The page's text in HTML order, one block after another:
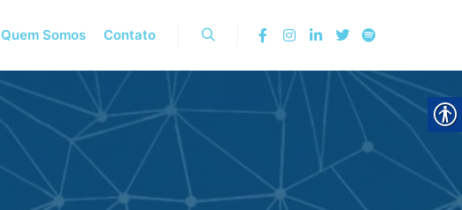
Quem Somos Contato